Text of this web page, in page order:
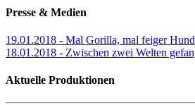
Presse & Medien
19.01.2018 - Mal Gorilla, mal feiger Hund
18.01.2018 - Zwischen zwei Welten
Aktuelle Produktionen